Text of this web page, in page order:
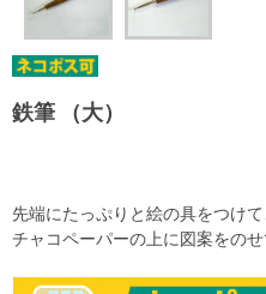
鉄筆 （大）
先端にたっぷりと絵の具をつけ
チャコペーパーの上に図案をのせ